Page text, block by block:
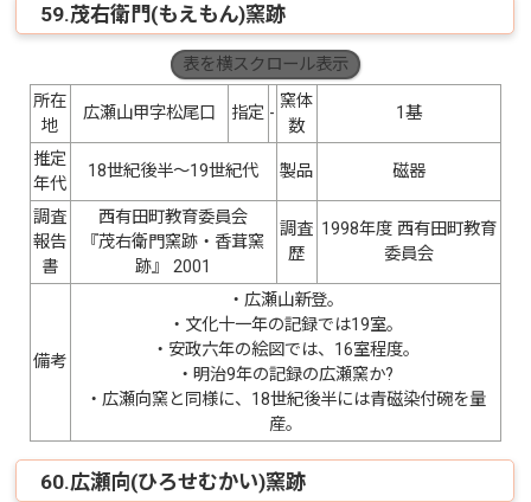
59.茂右衛門(もえもん)窯跡
表を横スクロール表示
所在
地
広瀬山甲字松尾口 指定 -
窯体
数
1基
推定
年代
18世紀後半〜19世紀代 製品 磁器
調査
報告
書
西有田町教育委員会
『茂右衛門窯跡・香茸窯
跡』 2001
調査
歴
1998年度 西有田町教育
委員会
備考
・広瀬山新登。
・文化十一年の記録では19室。
・安政六年の絵図では、16室程度。
・明治9年の記録の広瀬窯か?
・広瀬向窯と同様に、18世紀後半には青磁染付碗を量
産。
60.広瀬向(ひろせむかい)窯跡